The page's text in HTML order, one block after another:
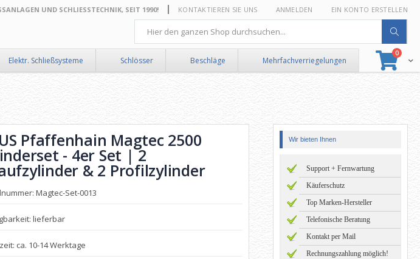
UND SCHLIESSTECHNIK, SEIT 1990! KONTAKTIEREN SIE UNS ANMELDEN EIN KONTO ERSTELLEN
0Artikel
Suche
Suche
Elektr. Schließsysteme Schlösser Beschläge Mehrfachverriegelungen
Pfaffenhain Magtec 2500
- 4er Set | 2
& 2 Profilzylinder
Magtec-Set-0013
lieferbar
ca. 10-14 Werktage
Wir bieten Ihnen
Support + Fernwartung
Käuferschutz
Top Marken-Hersteller
Telefonische Beratung
Kontakt per Mail
Rechnungszahlung möglich!